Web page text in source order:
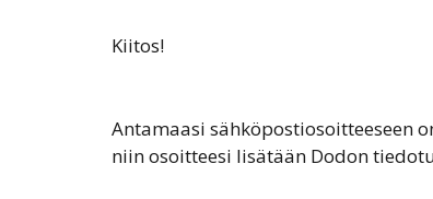
Kiitos!
Antamaasi sähköpostiosoitteeseen
niin osoitteesi lisätään Dodon